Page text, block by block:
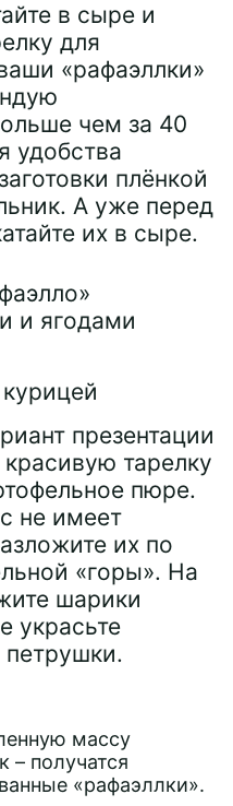
в сыре и
для
«рафаэллки»
чем за 40
удобства
плёнкой
А уже перед
их в сыре.
и ягодами
презентации
тарелку
пюре.
не имеет
их по
«горы». На
шарики
украсьте
петрушки.
массу
– получатся
«рафаэллки».